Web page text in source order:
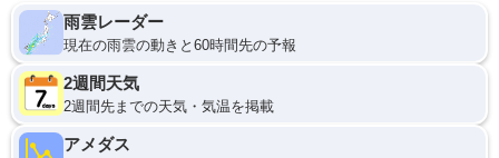
雨雲レーダー
現在の雨雲の動きと60時間先の予報
2週間天気
2週間先までの天気・気温を掲載
アメダス